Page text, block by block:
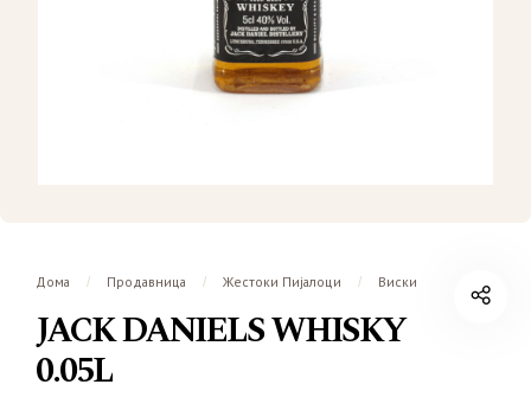
Дома / Продавница / Жестоки Пијалоци / Виски
JACK DANIELS WHISKY
0.05L